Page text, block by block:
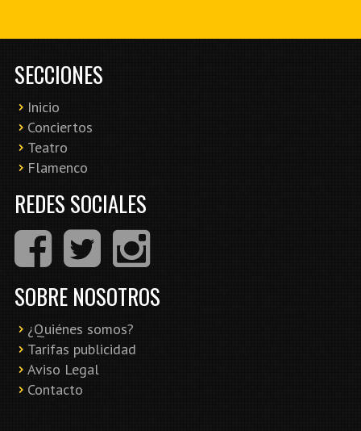
SECCIONES
Inicio
Conciertos
Teatro
Flamenco
REDES SOCIALES
SOBRE NOSOTROS
¿Quiénes somos?
Tarifas publicidad
Aviso Legal
Contacto